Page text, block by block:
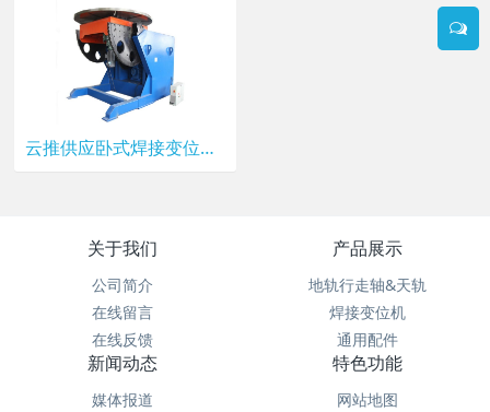
云推供应卧式焊接变位机 环缝焊接变位 圆管焊接设备
关于我们
公司简介
在线留言
在线反馈
产品展示
地轨行走轴&天轨
焊接变位机
通用配件
新闻动态
媒体报道
特色功能
网站地图